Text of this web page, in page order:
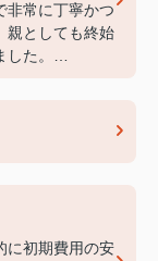
非常に丁寧かつ
親としても終始
た。
だきたいと思
た！
に初期費用の安